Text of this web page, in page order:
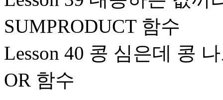
SUMPRODUCT 함수
Lesson 40 콩 심은데 콩
OR 함수